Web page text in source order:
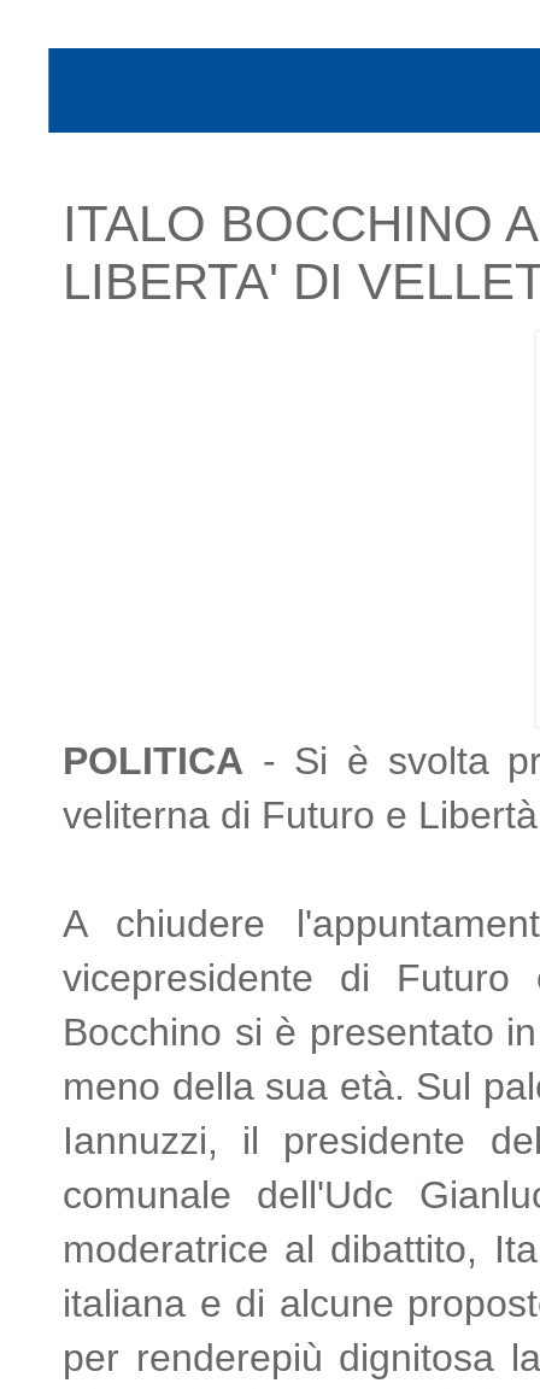
ITALO BOCCHINO
LIBERTA' DI
POLITICA - Si è svolta
veliterna di Futuro e
A chiudere
vicepresidente di
Bocchino si è presentato
meno della sua età. Sul
Iannuzzi, il presidente
comunale dell'Udc
moderatrice al dibattito,
italiana e di alcune
per renderepiù dignitosa